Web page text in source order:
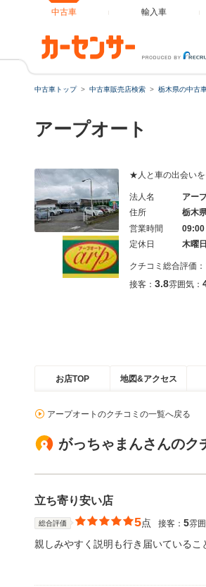
中古車 輸入車
中古車トップ 中古車販売店検索 栃木県の中古
アープオート
★人と車の出会い
法人名
アー
住所
栃木
営業時間
定休日
木曜日
クチコミ総合評価：
接客： 3.8雰囲気：
お店TOP 地図&アクセス
アープオートのクチコミの一覧へ戻る
がっちゃまんさんのク
立ち寄り安い店
総合評価 5点 接客： 5雰囲
親しみやすく説明も行き届いているこ